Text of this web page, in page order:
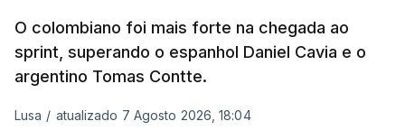
O colombiano foi mais forte na chegada ao
sprint, superando o espanhol Daniel Cavia e o
argentino Tomas Contte.
Lusa / atualizado 7 Agosto 2026, 18:04